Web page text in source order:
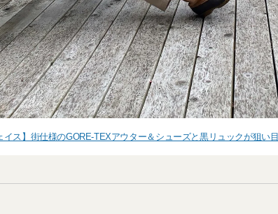
イス】街仕様のGORE-TEXアウター＆シューズと黒リュックが狙い目